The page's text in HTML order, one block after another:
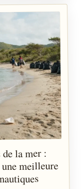
la mer :
meilleure